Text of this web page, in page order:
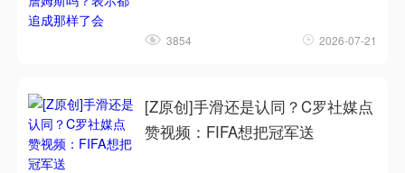
3854 2026-07-21
[Z原创]手滑还是认同？C罗社媒点
赞视频：FIFA想把冠军送